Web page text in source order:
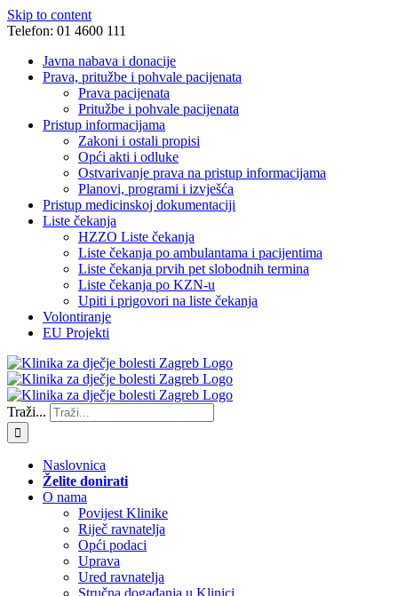
Skip to content
Telefon: 01 4600 111
Javna nabava i donacije
Prava, pritužbe i pohvale pacijenata
Prava pacijenata
Pritužbe i pohvale pacijenata
Pristup informacijama
Zakoni i ostali propisi
Opći akti i odluke
Ostvarivanje prava na pristup informacijama
Planovi, programi i izvješća
Pristup medicinskoj dokumentaciji
Liste čekanja
HZZO Liste čekanja
Liste čekanja po ambulantama i pacijentima
Liste čekanja prvih pet slobodnih termina
Liste čekanja po KZN-u
Upiti i prigovori na liste čekanja
Volontiranje
EU Projekti
Traži...
Naslovnica
Želite donirati
O nama
Povijest Klinike
Riječ ravnatelja
Opći podaci
Uprava
Ured ravnatelja
Stručna događanja u Klinici